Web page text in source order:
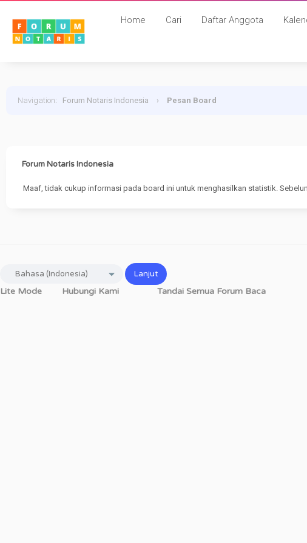
Home Cari Daftar Anggota
Navigation: Forum Notaris Indonesia › Pesan Board
Forum Notaris Indonesia
Maaf, tidak cukup informasi pada board ini untuk menghasilkan statistik.
Lite Mode Hubungi Kami Tandai Semua Forum Baca